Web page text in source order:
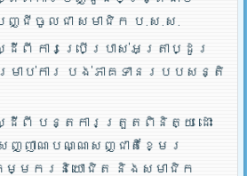
ជីចូលជា សមាជិក ប.ស.ស.
ការប្រើប្រាស់អត្រាប្ដូរ
រាប់ការ បង់ភាគទានរបបសន្តិ
ពី បន្តការត្រួតពិនិត្យ ដោះ
ញាណបណ្ណសញ្ជាតិខ្មែរ
ម្មករនិយោជិត និងសមាជិក